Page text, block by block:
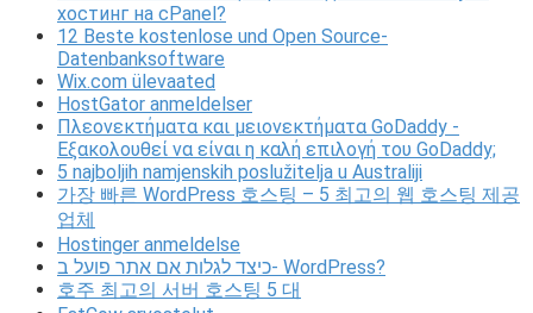
хостинг на cPanel?
12 Beste kostenlose und Open Source-
Datenbanksoftware
Wix.com ülevaated
HostGator anmeldelser
Πλεονεκτήματα και μειονεκτήματα GoDaddy -
Εξακολουθεί να είναι η καλή επιλογή του GoDaddy;
5 najboljih namjenskih poslužitelja u Australiji
가장 빠른 WordPress 호스팅 – 5 최고의 웹 호스팅 제공
업체
Hostinger anmeldelse
כיצד לגלות אם אתר פועל ב- WordPress?
호주 최고의 서버 호스팅 5 대